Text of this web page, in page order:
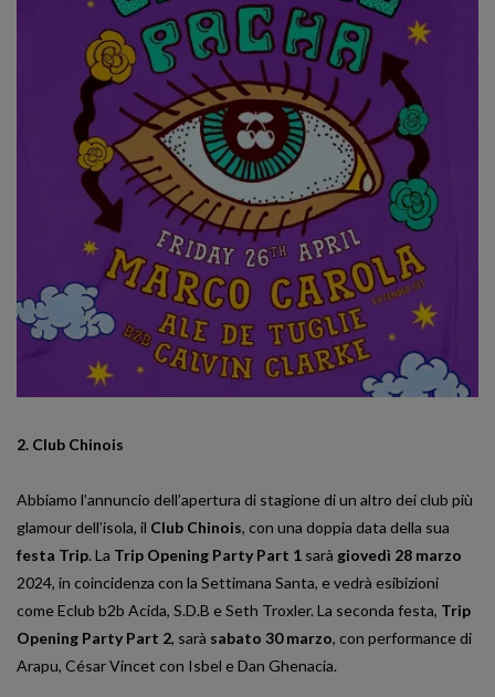
2. Club Chinois
Abbiamo l’annuncio dell’apertura di stagione di un altro dei club più
glamour dell’isola, il Club Chinois, con una doppia data della sua
festa Trip. La Trip Opening Party Part 1 sarà giovedì 28 marzo
2024, in coincidenza con la Settimana Santa, e vedrà esibizioni
come Eclub b2b Acida, S.D.B e Seth Troxler. La seconda festa, Trip
Opening Party Part 2, sarà sabato 30 marzo, con performance di
Arapu, César Vincet con Isbel e Dan Ghenacia.